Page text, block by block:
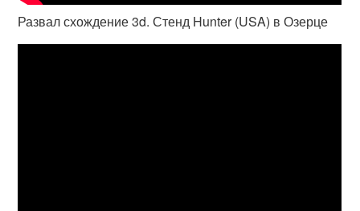
Развал схождение 3d. Стенд Hunter (USA) в Озерце